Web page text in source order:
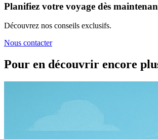
Planifiez votre voyage dès
Découvrez nos conseils exclusifs.
Nous contacter
Pour en découvrir encore